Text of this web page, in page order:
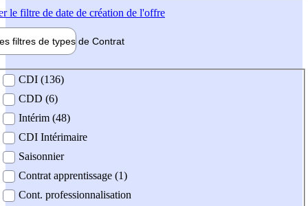
le filtre de date de création de l'offre
filtres de types de Contrat
contrat
CDI (136)
CDD (6)
Intérim (48)
CDI Intérimaire
Saisonnier
Contrat apprentissage (1)
Cont. professionnalisation